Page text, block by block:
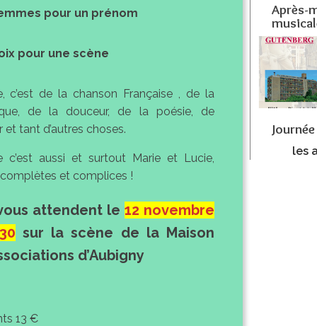
pour un prénom
pour une scène
c’est de la chanson Française , de la
de la douceur, de la poésie, de
et tant d’autres choses.
c’est aussi et surtout Marie et Lucie,
et complices !
attendent le 12 novembre
sur la scène de la Maison
d’Aubigny
13 €
Après-
les